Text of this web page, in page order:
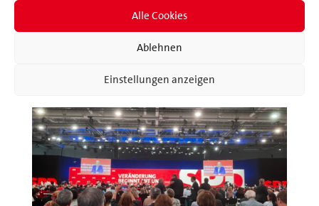
Alle Cookies
Ablehnen
Einstellungen anzeigen